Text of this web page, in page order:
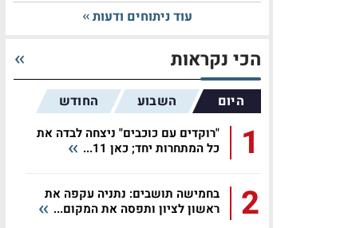
עוד ניתוחים ודעות
הכי נקראות
היום השבוע החודש
1
"רוקדים עם כוכבים" ניצחה לבדה את
כל המתחרות יחד; כאן 11...
2
בחמישה תושבים: נתניה עקפה את
ראשון לציון ותפסה את המקום...